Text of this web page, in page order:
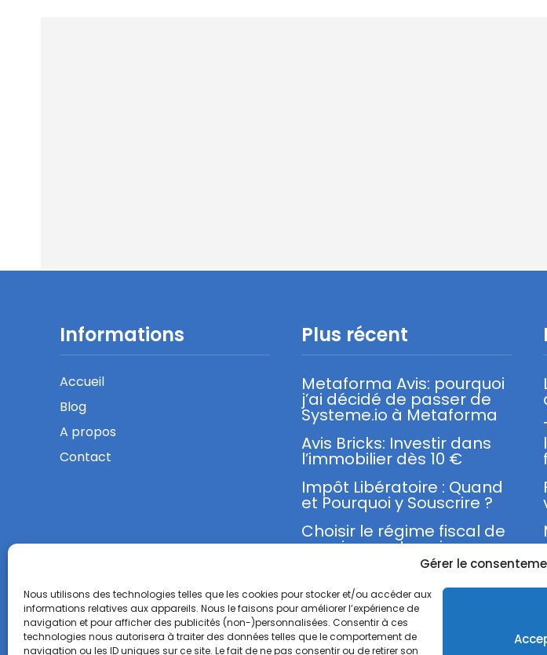
Gérer le
Nous utilisons des technologies telles que les cookies pour stocker et/ou accéder aux
informations relatives aux appareils. Nous le faisons pour améliorer l’expérience de
navigation et pour afficher des publicités (non-)personnalisées. Consentir à ces
technologies nous autorisera à traiter des données telles que le comportement de
navigation ou les ID uniques sur ce site. Le fait de ne pas consentir ou de retirer son
Informations
Accueil
Blog
A propos
Contact
Plus récent
Metaforma Avis: pourquoi
j’ai décidé de passer de
Systeme.io à Metaforma
Avis Bricks: Investir dans
l’immobilier dès 10 €
Impôt Libératoire : Quand
et Pourquoi y Souscrire ?
Choisir le régime fiscal de
sa micro-entreprise
Mentions légales